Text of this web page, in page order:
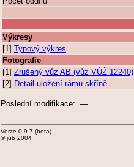
Výkresy
[1] Typový výkres
Fotografie
[1] Zrušený vůz AB (vůz VÚŽ 12240)
[2] Detail uložení rámu skříně
Poslední modifikace: —
Verze 0.9.7 (beta)
© jub 2004